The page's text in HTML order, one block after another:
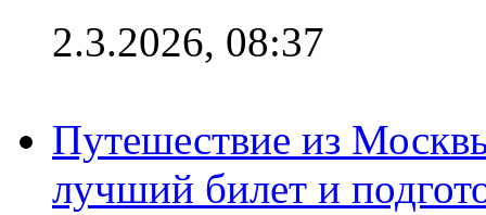
2.3.2026, 08:37
Путешествие из
лучший билет и